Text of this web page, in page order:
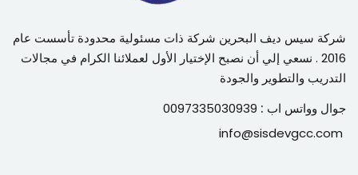
شركة سيس ديف البحرين شركة ذات مسئولية محدودة تأسست عام
2016 . نسعي إلي أن نصبح الإختيار الأول لعملائنا الكرام في مجالات
التدريب والتطوير والجودة
جوال وواتس اب :
info@sisdevgcc.com